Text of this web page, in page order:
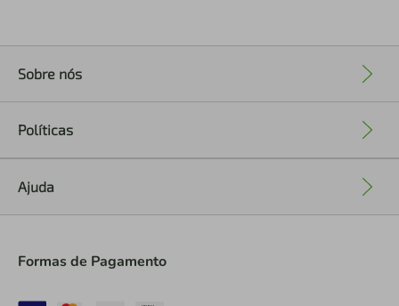
Sobre nós
Políticas
Ajuda
Formas de Pagamento